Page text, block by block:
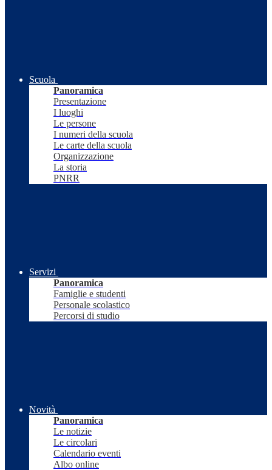
Scuola
Panoramica
Presentazione
I luoghi
Le persone
I numeri della scuola
Le carte della scuola
Organizzazione
La storia
PNRR
Servizi
Panoramica
Famiglie e studenti
Personale scolastico
Percorsi di studio
Novità
Panoramica
Le notizie
Le circolari
Calendario eventi
Albo online